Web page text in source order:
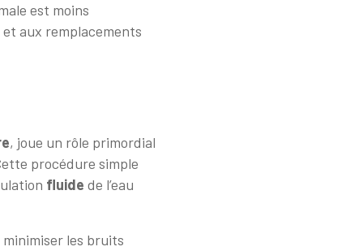
est moins
et aux remplacements
, joue un rôle primordial
procédure simple
fluide de l’eau
les bruits